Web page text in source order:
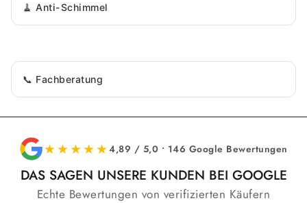
🧹 Anti-Schimmel
📞 Fachberatung
★★★★★4,89 / 5,0 • 146 Google Bewertungen
DAS SAGEN UNSERE KUNDEN BEI GOOGLE
Echte Bewertungen von verifizierten Käufern